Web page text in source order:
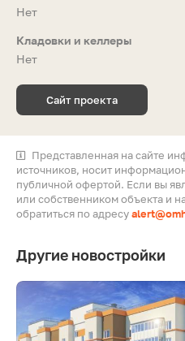
Нет
Кладовки и келлеры
Нет
Сайт проекта
Представленная на сайте
источников, носит
публичной офертой. Если вы
или собственником объекта и
обратиться по адресу
Другие новостройки